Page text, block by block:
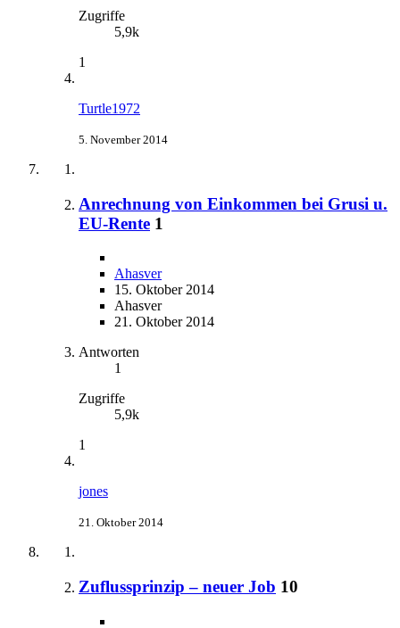
Zugriffe
5,9k
1
Turtle1972
5. November 2014
Anrechnung von Einkommen bei Grusi u.
EU-Rente 1
Ahasver
15. Oktober 2014
Ahasver
21. Oktober 2014
Antworten
1
Zugriffe
5,9k
1
jones
21. Oktober 2014
Zuflussprinzip – neuer Job 10